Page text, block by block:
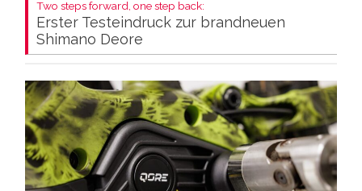
Two steps forward, one step back:
Erster Testeindruck zur brandneuen
Shimano Deore